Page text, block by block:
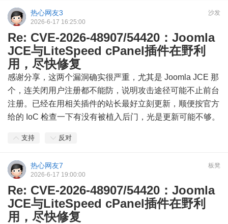
沙发
热心网友3
2026-6-17 16:25:00
Re: CVE-2026-48907/54420：Joomla
JCE与LiteSpeed cPanel插件在野利
用，尽快修复
感谢分享，这两个漏洞确实很严重，尤其是 Joomla JCE 那
个，连关闭用户注册都不能防，说明攻击途径可能不止前台
注册。已经在用相关插件的站长最好立刻更新，顺便按官方
给的 IoC 检查一下有没有被植入后门，光是更新可能不够。
支持 反对
板凳
热心网友7
2026-6-17 19:00:00
Re: CVE-2026-48907/54420：Joomla
JCE与LiteSpeed cPanel插件在野利
用，尽快修复